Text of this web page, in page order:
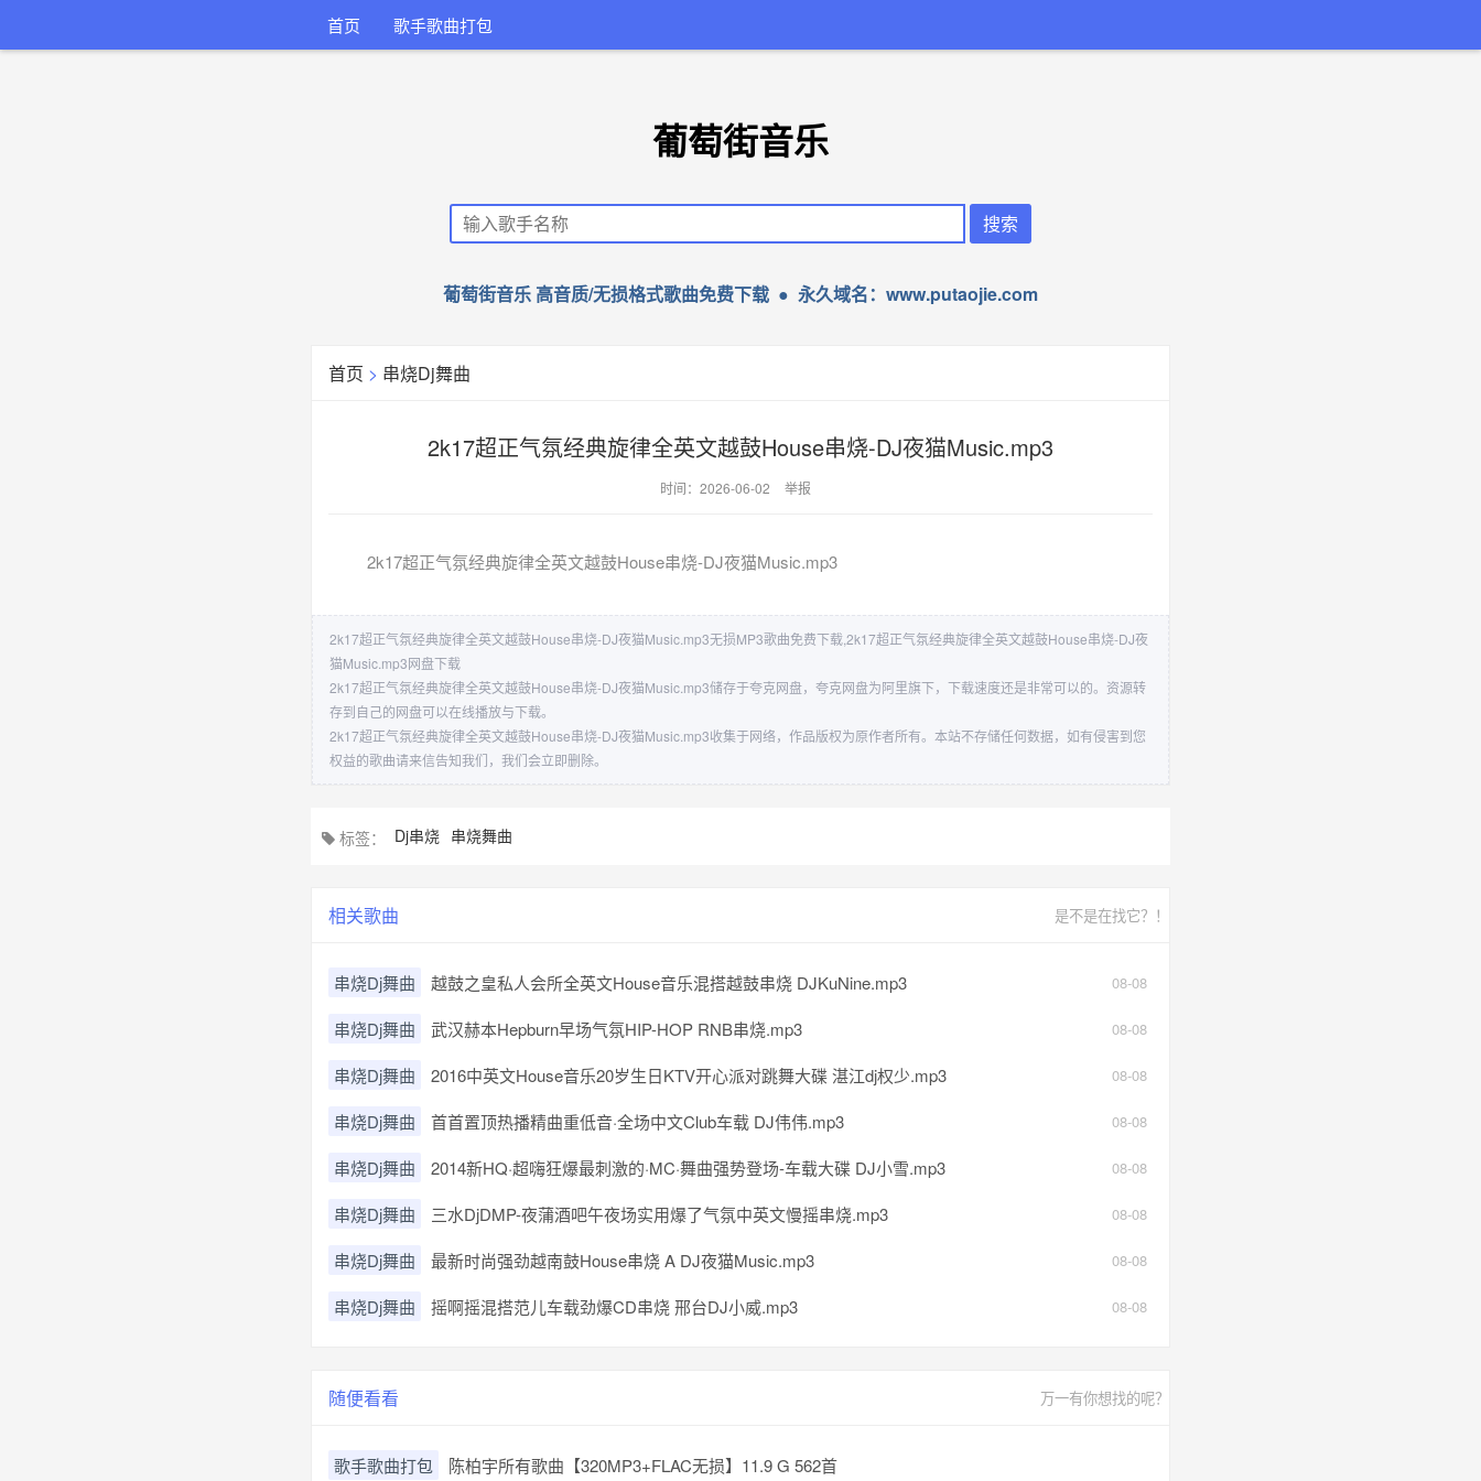
首页 歌手歌曲打包
葡萄街音乐
葡萄街音乐 高音质/无损格式歌曲免费下载 ● 永久域名：www.putaojie.com
首页 > 串烧Dj舞曲
2k17超正气氛经典旋律全英文越鼓House串烧-DJ夜猫Music.mp3
时间：2026-06-02 举报
2k17超正气氛经典旋律全英文越鼓House串烧-DJ夜猫Music.mp3
2k17超正气氛经典旋律全英文越鼓House串烧-DJ夜猫Music.mp3无损MP3歌曲免费下载,2k17超正气氛经典旋律全英文越鼓House串烧-DJ夜
猫Music.mp3网盘下载
2k17超正气氛经典旋律全英文越鼓House串烧-DJ夜猫Music.mp3储存于夸克网盘，夸克网盘为阿里旗下，下载速度还是非常可以的。资源转
存到自己的网盘可以在线播放与下载。
2k17超正气氛经典旋律全英文越鼓House串烧-DJ夜猫Music.mp3收集于网络，作品版权为原作者所有。本站不存储任何数据，如有侵害到您
权益的歌曲请来信告知我们，我们会立即删除。
标签： Dj串烧 串烧舞曲
相关歌曲 是不是在找它？！
08-08
串烧Dj舞曲 越鼓之皇私人会所全英文House音乐混搭越鼓串烧 DJKuNine.mp3
08-08
串烧Dj舞曲 武汉赫本Hepburn早场气氛HIP-HOP RNB串烧.mp3
08-08
串烧Dj舞曲 2016中英文House音乐20岁生日KTV开心派对跳舞大碟 湛江dj权少.mp3
08-08
串烧Dj舞曲 首首置顶热播精曲重低音·全场中文Club车载 DJ伟伟.mp3
08-08
串烧Dj舞曲 2014新HQ·超嗨狂爆最刺激的·MC·舞曲强势登场-车载大碟 DJ小雪.mp3
08-08
串烧Dj舞曲 三水DjDMP-夜蒲酒吧午夜场实用爆了气氛中英文慢摇串烧.mp3
08-08
串烧Dj舞曲 最新时尚强劲越南鼓House串烧 A DJ夜猫Music.mp3
08-08
串烧Dj舞曲 摇啊摇混搭范儿车载劲爆CD串烧 邢台DJ小威.mp3
随便看看 万一有你想找的呢？
歌手歌曲打包 陈柏宇所有歌曲【320MP3+FLAC无损】11.9 G 562首